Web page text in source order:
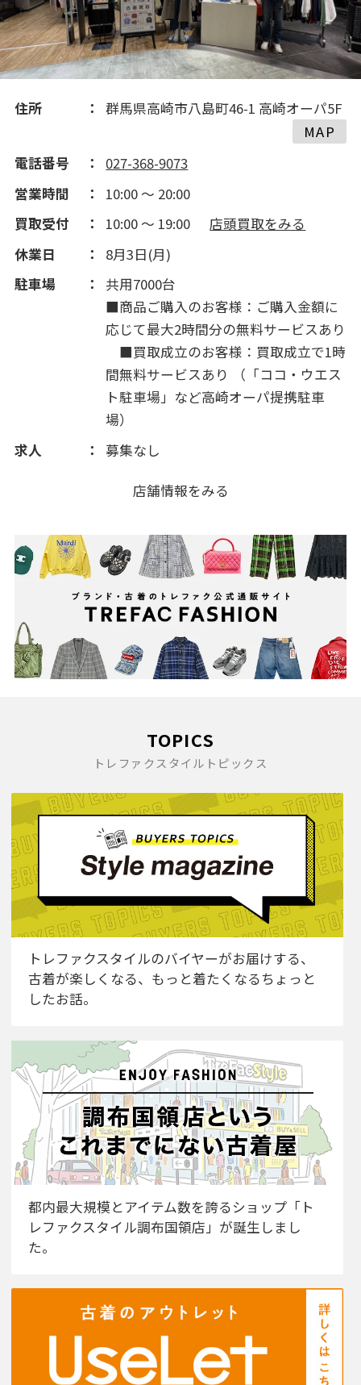
住所
群馬県高崎市八島町46-1 高崎オーパ5F
MAP
電話番号
027-368-9073
営業時間
10:00 ～ 20:00
買取受付
10:00 ～ 19:00
店頭買取をみる
休業日
8月3日(月)
駐車場
共用7000台
■商品ご購入のお客様：ご購入金額に
応じて最大2時間分の無料サービスあり
■買取成立のお客様：買取成立で1時
間無料サービスあり （「ココ・ウエス
ト駐車場」など高崎オーパ提携駐車
場）
求人
募集なし
店舗情報をみる
TOPICS
トレファクスタイルトピックス
トレファクスタイルのバイヤーがお届けする、
古着が楽しくなる、もっと着たくなるちょっと
したお話。
都内最大規模とアイテム数を誇るショップ「ト
レファクスタイル調布国領店」が誕生しまし
た。